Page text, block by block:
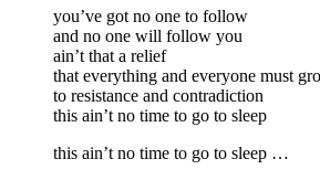
you’ve got no one to follow
and no one will follow you
ain’t that a relief
that everything and everyone must
to resistance and contradiction
this ain’t no time to go to sleep
this ain’t no time to go to sleep …